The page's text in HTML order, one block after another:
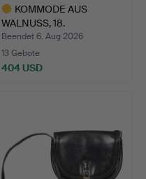
KOMMODE AUS
WALNUSS, 18.
JAHRHUNDERT.
Beendet 6. Aug 2026
13 Gebote
404 USD